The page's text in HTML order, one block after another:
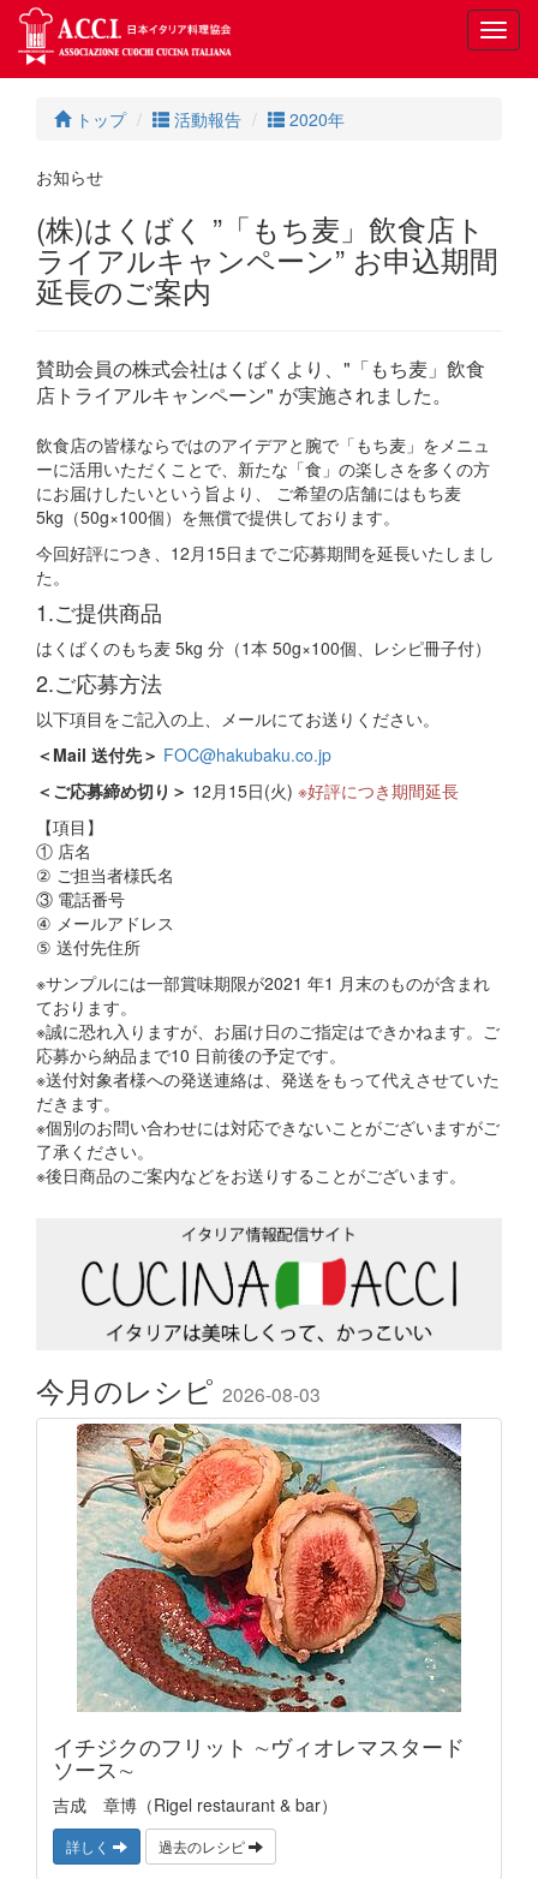
トップ 活動報告 2020年
お知らせ
(株)はくばく ”「もち麦」飲食店ト
ライアルキャンペーン” お申込期間
延長のご案内
賛助会員の株式会社はくばくより、"「もち麦」飲食
店トライアルキャンペーン" が実施されました。
飲食店の皆様ならではのアイデアと腕で「もち麦」をメニュ
ーに活用いただくことで、新たな「食」の楽しさを多くの方
にお届けしたいという旨より、 ご希望の店舗にはもち麦
5kg（50g×100個）を無償で提供しております。
今回好評につき、12月15日までご応募期間を延長いたしまし
た。
1.ご提供商品
はくばくのもち麦 5kg 分（1本 50g×100個、レシピ冊子付）
2.ご応募方法
以下項目をご記入の上、メールにてお送りください。
＜Mail 送付先＞ FOC@hakubaku.co.jp
＜ご応募締め切り＞ 12月15日(火) ※好評につき期間延長
【項目】
① 店名
② ご担当者様氏名
③ 電話番号
④ メールアドレス
⑤ 送付先住所
※サンプルには一部賞味期限が2021 年1 月末のものが含まれ
ております。
※誠に恐れ入りますが、お届け日のご指定はできかねます。ご
応募から納品まで10 日前後の予定です。
※送付対象者様への発送連絡は、発送をもって代えさせていた
だきます。
※個別のお問い合わせには対応できないことがございますがご
了承ください。
※後日商品のご案内などをお送りすることがございます。
今月のレシピ 2026-08-03
イチジクのフリット ∼ヴィオレマスタード
ソース∼
吉成 章博（Rigel restaurant & bar）
詳しく 過去のレシピ